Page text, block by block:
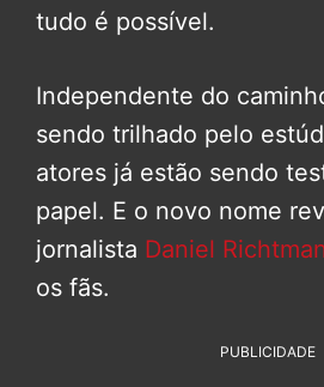
tudo é possível.
Independente do
sendo trilhado pelo
atores já estão sendo
papel. E o novo nome
jornalista Daniel Richtman
os fãs.
PUBLICIDADE